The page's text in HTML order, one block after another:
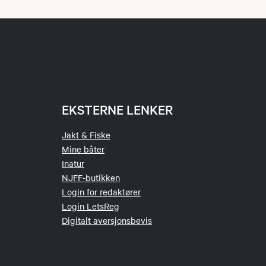
EKSTERNE LENKER
Jakt & Fiske
Mine båter
Inatur
NJFF-butikken
Login for redaktører
Login LetsReg
Digitalt aversjonsbevis